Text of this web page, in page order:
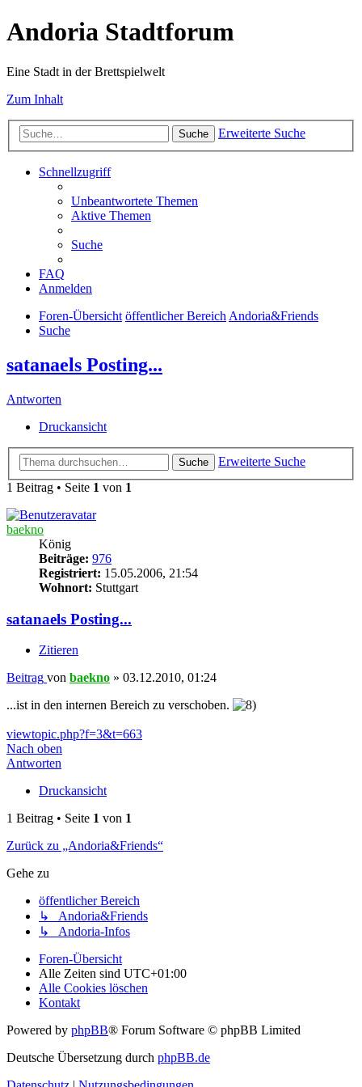
Andoria Stadtforum
Eine Stadt in der Brettspielwelt
Zum Inhalt
Suche Erweiterte Suche
Schnellzugriff
Unbeantwortete Themen
Aktive Themen
Suche
FAQ
Anmelden
Foren-Übersicht öffentlicher BereichAndoria&Friends
Suche
satanaels Posting...
Antworten
Druckansicht
Suche
Erweiterte Suche
1 Beitrag • Seite 1 von 1
baekno
König
Beiträge: 976
Registriert: 15.05.2006, 21:54
Wohnort: Stuttgart
satanaels Posting...
Zitieren
Beitrag von baekno » 03.12.2010, 01:24
...ist in den internen Bereich zu verschoben.
viewtopic.php?f=3&t=663
Nach oben
Antworten
Druckansicht
1 Beitrag • Seite 1 von 1
Zurück zu „Andoria&Friends“
Gehe zu
öffentlicher Bereich
↳ Andoria&Friends
↳ Andoria-Infos
Foren-Übersicht
Alle Zeiten sind UTC+01:00
Alle Cookies löschen
Kontakt
Powered by phpBB® Forum Software © phpBB Limited
Deutsche Übersetzung durch phpBB.de